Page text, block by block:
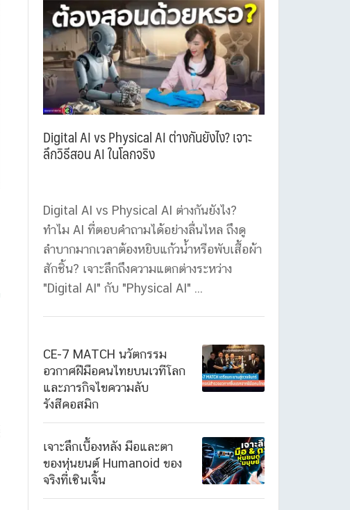
Digital AI vs Physical AI ต่างกันยังไง? เจาะ
ลึกวิธีสอน AI ในโลกจริง
Digital AI vs Physical AI ต่างกันยังไง?
ทำไม AI ที่ตอบคำถามได้อย่างลื่นไหล ถึงดู
ลำบากมากเวลาต้องหยิบแก้วน้ำหรือพับเสื้อผ้า
สักชิ้น? เจาะลึกถึงความแตกต่างระหว่าง
"Digital AI" กับ "Physical AI" ...
CE-7 MATCH นวัตกรรม
อวกาศฝีมือคนไทยบนเวทีโลก
และภารกิจไขความลับ
รังสีคอสมิก
เจาะลึกเบื้องหลัง มือและตา
ของหุ่นยนต์ Humanoid ของ
จริงที่เซินเจิ้น